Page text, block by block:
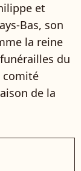
et
Bas, son
la reine
du
comité
de la